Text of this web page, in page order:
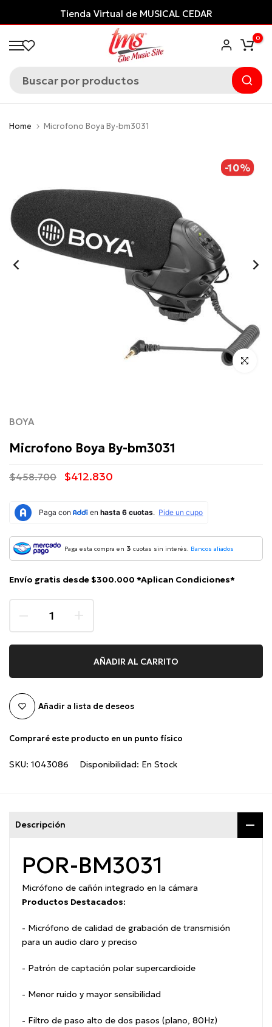
al
contenido
Tienda Virtual de MUSICAL CEDAR
0
Home Microfono Boya By-bm3031
-10%
Click para
BOYA
Microfono Boya By-bm3031
$458.700 $412.830
Paga esta compra en 3 cuotas sin interés. Bancos aliados
Envío gratis desde $300.000 *Aplican Condiciones*
AÑADIR AL CARRITO
Añadir a lista de deseos
Compraré este producto en un punto físico
SKU: 1043086 Disponibilidad: En Stock
Descripción
POR-BM3031
Micrófono de cañón integrado en la cámara
Productos Destacados:
- Micrófono de calidad de grabación de transmisión
para un audio claro y preciso
- Patrón de captación polar supercardioide
- Menor ruido y mayor sensibilidad
- Filtro de paso alto de dos pasos (plano, 80Hz)